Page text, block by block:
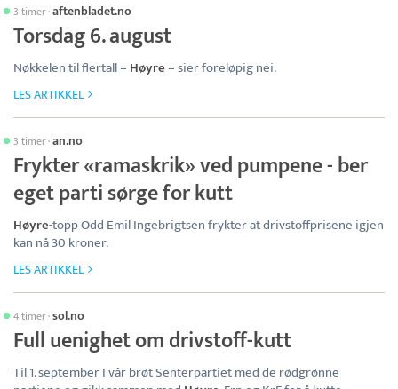
3 timer·aftenbladet.no
Torsdag 6. august
Nøkkelen til flertall – Høyre– sier foreløpig nei.
LES ARTIKKEL
3 timer·an.no
Frykter «ramaskrik» ved pumpene - ber
eget parti sørge for kutt
Høyre-topp Odd Emil Ingebrigtsen frykter at drivstoffprisene igjen
kan nå 30 kroner.
LES ARTIKKEL
4 timer·sol.no
Full uenighet om drivstoff-kutt
Til 1. september I vår brøt Senterpartiet med de rødgrønne